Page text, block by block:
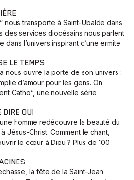
nous transporte à Saint-Ubalde dans
des services diocésains nous parlent
dans l’univers inspirant d’une ermite
LE TEMPS
nous ouvre la porte de son univers :
d’amour pour les gens. On
Catho”, une nouvelle série
DIRE OUI
homme redécouvre la beauté du
Jésus-Christ. Comment le chant,
le cœur à Dieu ? Plus de 100
la fête de la Saint-Jean